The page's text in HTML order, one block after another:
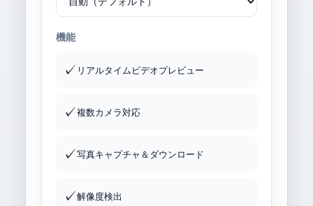
機能
✓ リアルタイムビデオプレビュー
✓複数カメラ対応
✓写真キャプチャ＆ダウンロード
✓解像度検出